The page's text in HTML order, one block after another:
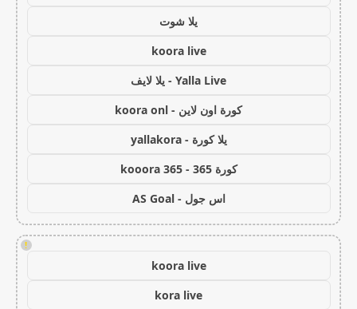
يلا شوت
koora live
Yalla Live - يلا لايف
كورة اون لاين - koora onl
يلا كورة - yallakora
كورة 365 - kooora 365
اس جول - AS Goal
!
koora live
kora live